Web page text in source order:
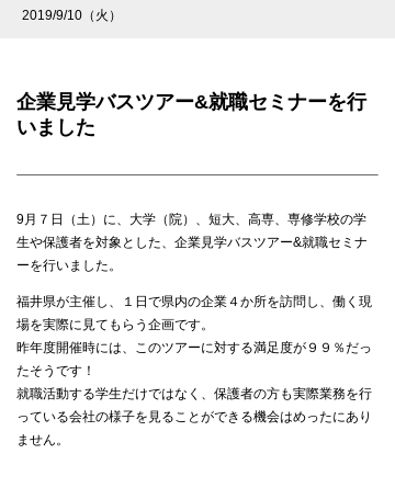
2019/9/10（火）
企業見学バスツアー&就職セミナーを行
いました
9月７日（土）に、大学（院）、短大、高専、専修学校の学
生や保護者を対象とした、企業見学バスツアー&就職セミナ
ーを行いました。
福井県が主催し、１日で県内の企業４か所を訪問し、働く現
場を実際に見てもらう企画です。
昨年度開催時には、このツアーに対する満足度が９９％だっ
たそうです！
就職活動する学生だけではなく、保護者の方も実際業務を行
っている会社の様子を見ることができる機会はめったにあり
ません。